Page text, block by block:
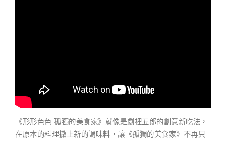
《形形色色 孤獨的美食家》就像是劇裡五郎的創意新吃法，
在原本的料理撒上新的調味料，讓《孤獨的美食家》不再只